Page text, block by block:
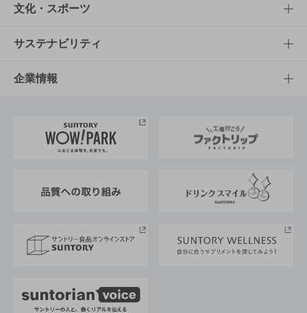
商品一覧
商品発売情報
栄養成分一覧
知る・楽しむTOP
キャンペーン
工場見学
地域情報
文化・スポーツ
文化・スポーツTOP
サントリーホール
サントリーサンバーズ大阪
サステナビリティ
サステナビリティTOP
サントリーが考えるサステナビリティ経営
企業情報
企業概要
採用情報